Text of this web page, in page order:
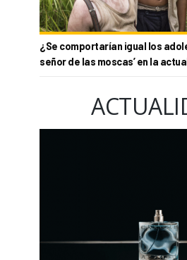
¿Se comportarían igual los
señor de las moscas’ en la